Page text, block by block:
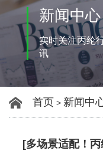
新闻中心
实时关注丙纶
讯
首页 > 新闻中
[多场景适配！